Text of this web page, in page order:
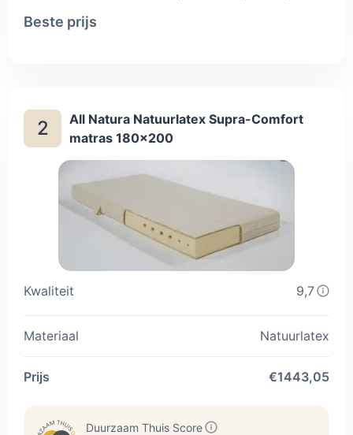
zijdes met elk hun eigen hardheid kies je voor zachter of
Beste prijs
2
All Natura Natuurlatex Supra-Comfort
matras 180x200
Kwaliteit 9,7
Materiaal Natuurlatex
Prijs €1443,05
Duurzaam Thuis Score